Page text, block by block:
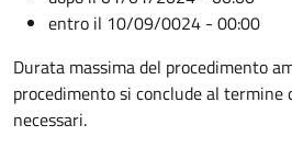
entro il 10/09/0024 - 00:00
Durata massima del procedimento
procedimento si conclude al termine
necessari.